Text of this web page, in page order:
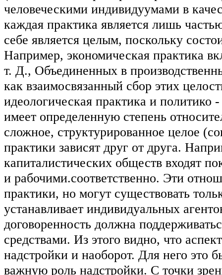
человеческими индивидуумами в
каждая практика является лишь
себе является целым, поскольку
Например, экономическая практика
т. Д., Объединенных в
как взаимосвязанный сбор этих
идеологическая практика и политико
имеет определенную степень
сложное, структурированное целое
практики зависят друг от друга.
капиталистических обществ входят
и рабочими.соответственно. Эти
практики, но могут существовать
устанавливает индивидуальных
договоренность должна
средствами. Из этого видно, что
надстройки и наоборот. Для него это
важную роль надстройки. С точки